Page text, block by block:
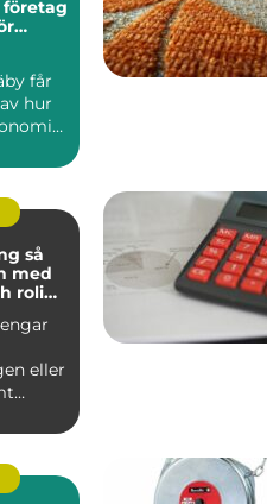
får
hur
med
rolig
eller